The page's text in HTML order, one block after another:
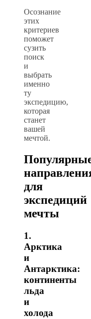
Осознание
этих
критериев
поможет
сузить
поиск
и
выбрать
именно
ту
экспедицию,
которая
станет
вашей
мечтой.
для
экспедиций
мечты
1.
Арктика
и
Антарктика:
континенты
льда
и
холода